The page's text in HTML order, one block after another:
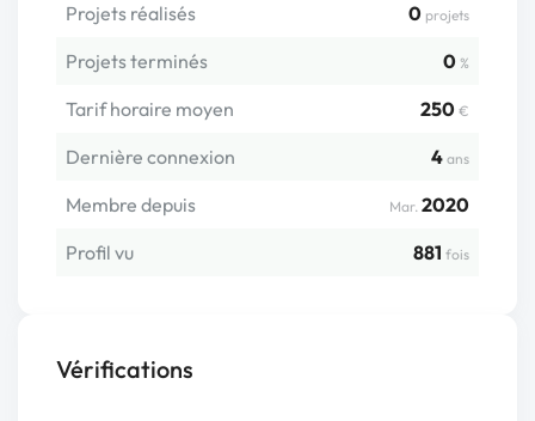
Projets réalisés 0 projets
Projets terminés 0 %
Tarif horaire moyen 250 €
Dernière connexion 4 ans
Membre depuis Mar. 2020
Profil vu
881 fois
Vérifications